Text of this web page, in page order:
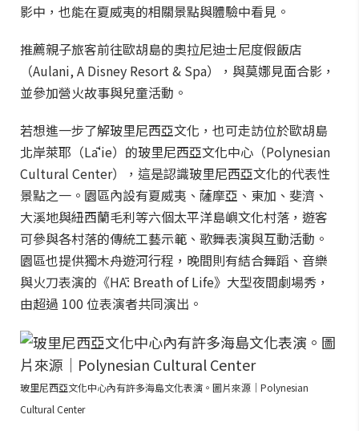
影中，也能在夏威夷的相關景點與體驗中看見。
推薦親子旅客前往歐胡島的奧拉尼迪士尼度假飯店
（Aulani, A Disney Resort & Spa），與莫娜見面合影，
並參加營火故事與兒童活動。
若想進一步了解玻里尼西亞文化，也可走訪位於歐胡島
北岸萊耶（Lāʻie）的玻里尼西亞文化中心（Polynesian
Cultural Center），這是認識玻里尼西亞文化的代表性
景點之一。園區內設有夏威夷、薩摩亞、東加、斐濟、
大溪地與紐西蘭毛利等六個太平洋島嶼文化村落，遊客
可參與各村落的傳統工藝示範、歌舞表演與互動活動。
園區也提供獨木舟遊河行程，晚間則有結合舞蹈、音樂
與火刀表演的《HĀ: Breath of Life》大型夜間劇場秀，
由超過 100 位表演者共同演出。
玻里尼西亞文化中心內有許多海島文化表演。圖片來源｜Polynesian
Cultural Center